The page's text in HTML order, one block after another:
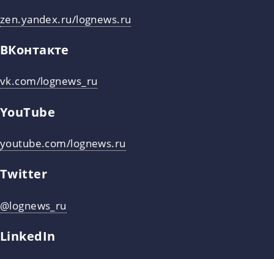
zen.yandex.ru/lognews.ru
ВКонтакте
vk.com/lognews_ru
YouTube
youtube.com/lognews.ru
Twitter
@lognews_ru
LinkedIn